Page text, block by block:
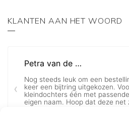
KLANTEN AAN HET WOORD